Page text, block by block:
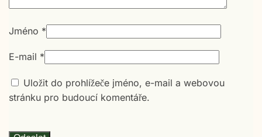
Jméno *
E-mail *
Uložit do prohlížeče jméno, e-mail a webovou
stránku pro budoucí komentáře.